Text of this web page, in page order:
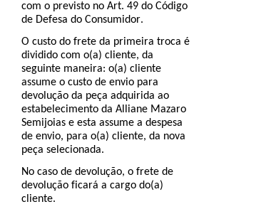
com o previsto no Art. 49 do Código
de Defesa do Consumidor.
O custo do frete da primeira troca é
dividido com o(a) cliente, da
seguinte maneira: o(a) cliente
assume o custo de envio para
devolução da peça adquirida ao
estabelecimento da Alliane Mazaro
Semijoiase esta assume a despesa
de envio, para o(a) cliente, da nova
peça selecionada.
No caso de devolução, o frete de
devolução ficará a cargo do(a)
cliente.